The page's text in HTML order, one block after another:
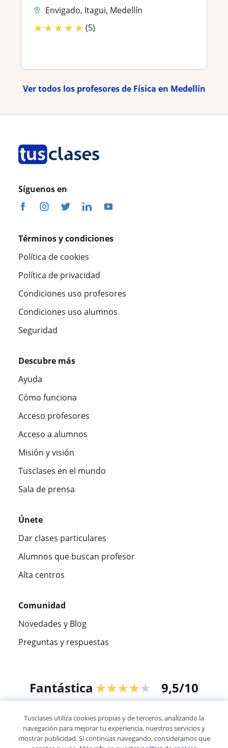
Envigado, Itagui, Medellín
★★★★★ (5)
Ver todos los profesores de Física en Medellín
Síguenos en
Términos y condiciones
Política de cookies
Política de privacidad
Condiciones uso profesores
Condiciones uso alumnos
Seguridad
Descubre más
Ayuda
Cómo funciona
Acceso profesores
Acceso a alumnos
Misión y visión
Tusclases en el mundo
Sala de prensa
Únete
Dar clases particulares
Alumnos que buscan profesor
Alta centros
Comunidad
Novedades y Blog
Preguntas y respuestas
Fantástica ★★★★★ 9,5/10
© 2007 - 2026 Tusclases.co
Tusclases utiliza cookies propias y de terceros, analizando la
navegación para mejorar tu experiencia, nuestros servicios y
mostrar publicidad. Si continúas navegando, consideramos que